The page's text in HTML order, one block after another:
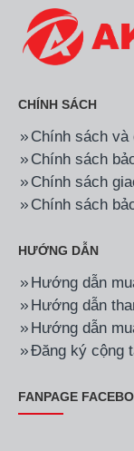
CHÍNH SÁCH
Chính sách và
Chính sách
Chính sách
Chính sách
HƯỚNG DẪN
Hướng dẫn
Hướng dẫn
Hướng dẫn
Đăng ký cộng
FANPAGE